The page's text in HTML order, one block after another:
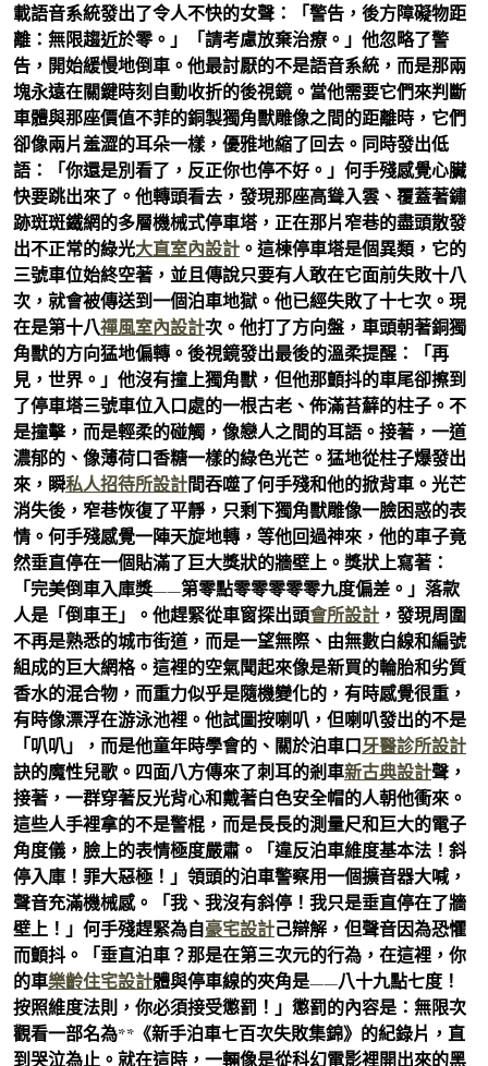
載語音系統發出了令人不快的女聲：「警告，後方障礙物距
離：無限趨近於零。」「請考慮放棄治療。」他忽略了警
告，開始緩慢地倒車。他最討厭的不是語音系統，而是那兩
塊永遠在關鍵時刻自動收折的後視鏡。當他需要它們來判斷
車體與那座價值不菲的銅製獨角獸雕像之間的距離時，它們
卻像兩片羞澀的耳朵一樣，優雅地縮了回去。同時發出低
語：「你還是別看了，反正你也停不好。」何手殘感覺心臟
快要跳出來了。他轉頭看去，發現那座高聳入雲、覆蓋著鏽
跡斑斑鐵網的多層機械式停車塔，正在那片窄巷的盡頭散發
出不正常的綠光大直室內設計 。這棟停車塔是個異類，它的
三號車位始終空著，並且傳說只要有人敢在它面前失敗十八
次，就會被傳送到一個泊車地獄。他已經失敗了十七次。現
在是第十八禪風室內設計次。他打了方向盤，車頭朝著銅獨
角獸的方向猛地偏轉。後視鏡發出最後的溫柔提醒：「再
見，世界。」他沒有撞上獨角獸，但他那顫抖的車尾卻擦到
了停車塔三號車位入口處的一根古老、佈滿苔蘚的柱子。不
是撞擊，而是輕柔的碰觸，像戀人之間的耳語。接著，一道
濃郁的、像薄荷口香糖一樣的綠色光芒。猛地從柱子爆發出
來，瞬私人招待所設計間吞噬了何手殘和他的掀背車。光芒
消失後，窄巷恢復了平靜，只剩下獨角獸雕像一臉困惑的表
情。何手殘感覺一陣天旋地轉，等他回過神來，他的車子竟
然垂直停在一個貼滿了巨大獎狀的牆壁上。獎狀上寫著：
「完美倒車入庫獎——第零點零零零零零九度偏差。」落款
人是「倒車王」。他趕緊從車窗探出頭會所設計 ，發現周圍
不再是熟悉的城市街道，而是一望無際、由無數白線和編號
組成的巨大網格。這裡的空氣聞起來像是新買的輪胎和劣質
香水的混合物，而重力似乎是隨機變化的，有時感覺很重，
有時像漂浮在游泳池裡。他試圖按喇叭，但喇叭發出的不是
「叭叭」，而是他童年時學會的、關於泊車口牙醫診所設計
訣的魔性兒歌。四面八方傳來了刺耳的剎車新古典設計聲，
接著，一群穿著反光背心和戴著白色安全帽的人朝他衝來。
這些人手裡拿的不是警棍，而是長長的測量尺和巨大的電子
角度儀，臉上的表情極度嚴肅。「違反泊車維度基本法！斜
停入庫！罪大惡極！」領頭的泊車警察用一個擴音器大喊，
聲音充滿機械感。「我、我沒有斜停！我只是垂直停在了牆
壁上！」何手殘趕緊為自豪宅設計己辯解，但聲音因為恐懼
而顫抖。「垂直泊車？那是在第三次元的行為，在這裡，你
的車樂齡住宅設計體與停車線的夾角是——八十九點七度！
按照維度法則，你必須接受懲罰！」懲罰的內容是：無限次
觀看一部名為**《新手泊車七百次失敗集錦》的紀錄片，直
到哭泣為止。就在這時，一輛像是從科幻電影裡開出來的黑